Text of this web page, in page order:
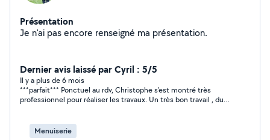
Présentation
Je n'ai pas encore renseigné ma présentation.
Dernier avis laissé par Cyril : 5/5
Il y a plus de 6 mois
***parfait*** Ponctuel au rdv, Christophe s'est montré très
professionnel pour réaliser les travaux. Un très bon travail , du
Menuiserie